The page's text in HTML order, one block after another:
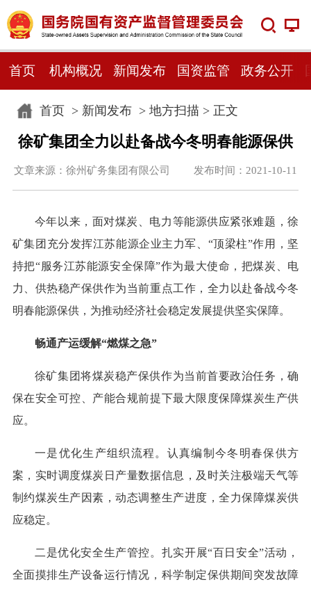
首页 机构概况 新闻发布 国资监管 政务公开
首页> 新闻发布> 地方扫描 > 正文
徐矿集团全力以赴备战今冬明春能源保供
文章来源：徐州矿务集团有限公司 发布时间：2021-10-11
今年以来，面对煤炭、电力等能源供应紧张难题，徐
矿集团充分发挥江苏能源企业主力军、“顶梁柱”作用，坚
持把“服务江苏能源安全保障”作为最大使命，把煤炭、电
力、供热稳产保供作为当前重点工作，全力以赴备战今冬
明春能源保供，为推动经济社会稳定发展提供坚实保障。
畅通产运缓解“燃煤之急”
徐矿集团将煤炭稳产保供作为当前首要政治任务，确
保在安全可控、产能合规前提下最大限度保障煤炭生产供
应。
一是优化生产组织流程。认真编制今冬明春保供方
案，实时调度煤炭日产量数据信息，及时关注极端天气等
制约煤炭生产因素，动态调整生产进度，全力保障煤炭供
应稳定。
二是优化安全生产管控。扎实开展“百日安全”活动，
全面摸排生产设备运行情况，科学制定保供期间突发故障